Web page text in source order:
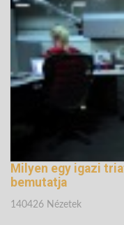
Wind
147320 Nézetek
Milyen egy igazi
bemutatja
140426 Nézetek